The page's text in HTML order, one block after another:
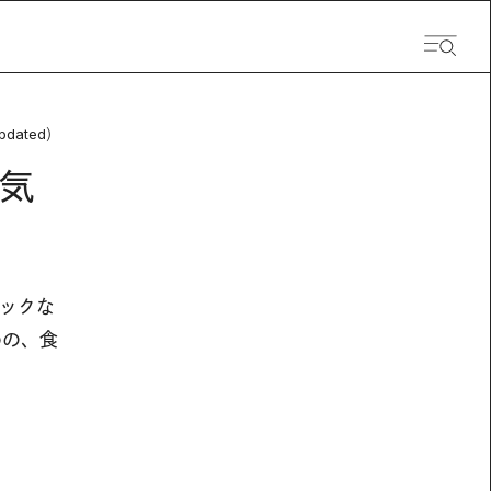
）
クな
、食